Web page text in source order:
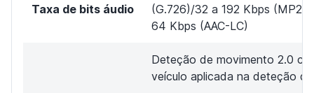
Taxa de bits áudio
(G.726)/32 a 192 Kbps
64 Kbps (AAC-LC)
Deteção de movimento 2.0
veículo aplicada na deteção